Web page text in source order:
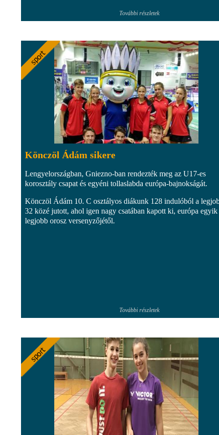
További részletek
Könczöl Ádám sikere
Lengyelországban, Gniezno-ban rendezték meg az U17-es
korosztály csapat és egyéni tollaslabda európa-bajnokságát.
Könczöl Ádám 10. C osztályos diákunk 128 indulóból a
32 közé jutott, ahol igen nagy csatában kapott ki, európa egyik
legjobb orosz versenyzőjétől.
További részletek